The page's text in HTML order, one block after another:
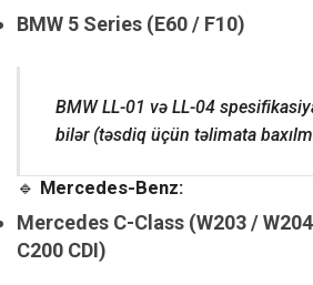
BMW 5 Series (E60 / F10)
BMW LL-01 və LL-04
bilər (təsdiq üçün təlimata
🔹 Mercedes-Benz:
Mercedes C-Class (W203 /
C200 CDI)